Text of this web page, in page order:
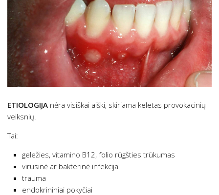
ETIOLOGIJA nėra visiškai aiški, skiriama keletas provokacinių
veiksnių.
Tai:
geležies, vitamino B12, folio rūgšties trūkumas
virusinė ar bakterinė infekcija
trauma
endokrininiai pokyčiai